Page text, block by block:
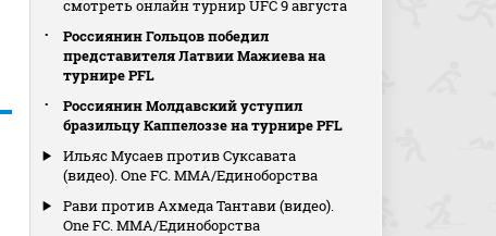
смотреть онлайн турнир UFC 9 августа
Россиянин Гольцов победил
представителя Латвии Мажиева на
турнире PFL
Россиянин Молдавский уступил
бразильцу Каппелоззе на турнире PFL
Ильяс Мусаев против Суксавата
(видео). One FC. MMA/Единоборства
Рави против Ахмеда Тантави (видео).
One FC. MMA/Единоборства